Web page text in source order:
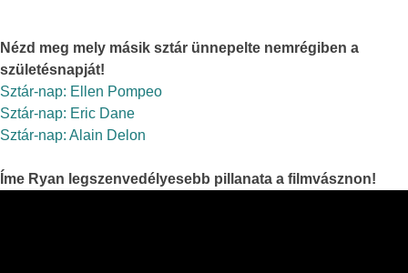
Nézd meg mely másik sztár ünnepelte nemrégiben a
születésnapját!
Sztár-nap: Ellen Pompeo
Sztár-nap: Eric Dane
Sztár-nap: Alain Delon
Íme Ryan legszenvedélyesebb pillanata a filmvásznon!